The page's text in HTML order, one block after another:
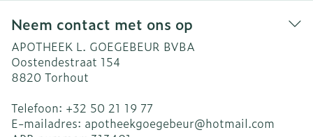
Neem contact met ons op
APOTHEEK L. GOEGEBEUR BVBA
Oostendestraat 154
8820 Torhout
Telefoon: +32 50 21 19 77
E-mailadres: apotheekgoegebeur@hotmail.com